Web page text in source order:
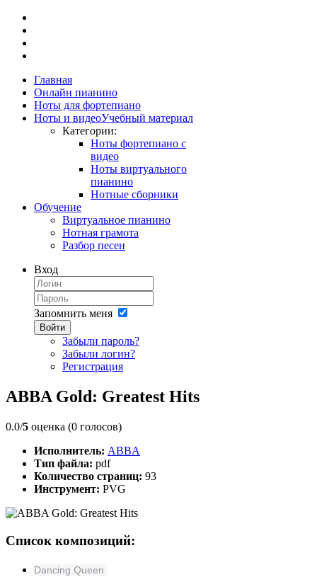
Главная
Онлайн пианино
Ноты для фортепиано
Ноты и видеоУчебный материал
Категории:
Ноты фортепиано с
видео
Ноты виртуального
пианино
Нотные сборники
Обучение
Виртуальное пианино
Нотная грамота
Разбор песен
Вход
Запомнить меня
Войти
Забыли пароль?
Забыли логин?
Регистрация
ABBA Gold: Greatest Hits
0.0/5 оценка (0 голосов)
Исполнитель: ABBA
Тип файла: pdf
Количество страниц: 93
Инструмент: PVG
Список композиций:
Dancing Queen